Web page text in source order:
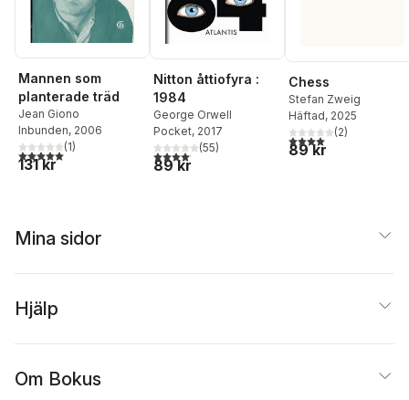
Mannen som
planterade träd
Jean Giono
Inbunden, 2006
5,0utav 5 stjärnor. Totalt antal röster:
(1)
131 kr
Nitton åttiofyra :
1984
George Orwell
Pocket, 2017
4,1utav 5 stjärnor. Totalt antal röster:
(55)
89 kr
Chess
Stefan Zweig
Häftad, 2025
4,0utav 5 stjärnor.
(2)
89 kr
Mina sidor
Hjälp
Om Bokus